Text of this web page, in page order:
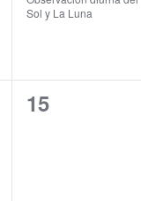
Sol y La Luna
0
15